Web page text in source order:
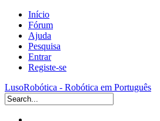
Início
Fórum
Ajuda
Pesquisa
Entrar
Registe-se
LusoRobótica - Robótica em Português